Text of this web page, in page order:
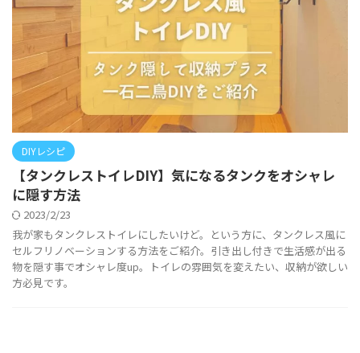
DIYレシピ
【タンクレストイレDIY】気になるタンクをオシャレ
に隠す方法
2023/2/23
我が家もタンクレストイレにしたいけど。という方に、タンクレス風に
セルフリノベーションする方法をご紹介。引き出し付きで生活感が出る
物を隠す事でオシャレ度up。トイレの雰囲気を変えたい、収納が欲しい
方必見です。